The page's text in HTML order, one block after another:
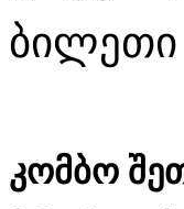
ბილეთი
კომბო